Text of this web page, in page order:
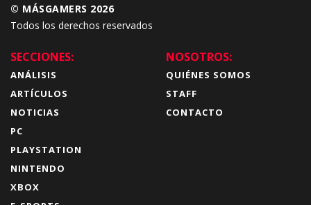
© MÁSGAMERS 2026
Todos los derechos reservados
SECCIONES:
ANÁLISIS
ARTÍCULOS
NOTICIAS
PC
PLAYSTATION
NINTENDO
XBOX
NOSOTROS:
QUIÉNES SOMOS
STAFF
CONTACTO